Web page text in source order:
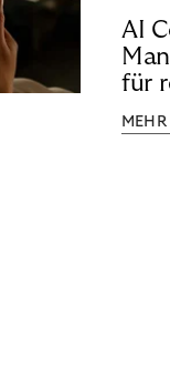
AI
für
MEHR